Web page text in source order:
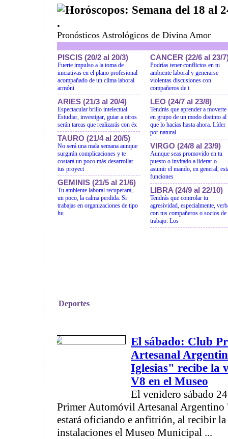
Horóscopos: Semana del 18 al
.
Pronósticos Astrológicos de Divina Amor
PISCIS (20/2 al 20/3)
Fuerte impulso a la toma de
iniciativas en el plano profesional
acompañado de un clima laboral
armóni
ARIES (21/3 al 20/4)
Espectacular brillo intelectual.
Estudiar, investigar, guiar a otros
serán tareas que realizarás con éx
TAURO (21/4 al 20/5)
No será una mala semana aunque
surgirán complicaciones y te
costará un poco más desarrollar
tus proyect
GEMINIS (21/5 al 21/6)
Tu ambiente laboral recuperará,
un poco, la calma perdida. Si
trabajas en organizaciones de tipo
hu
CANCER (22/6 al 23/
Podrías tener conflictos en tu
ambiente laboral y generarse
violentas discusiones con
compañeros de t
LEO (24/7 al 23/8)
Tendrás que aprender a moverte
en grupo de un modo distinto al
que lo hacías hasta ahora. Líder
por natural
VIRGO (24/8 al 23/9)
Aunque seas promovido en tu
puesto o invitado a liderar o
asumir el mando, en general,
funciones
LIBRA (24/9 al 22/10)
Tendrás que controlar tu
agresividad, especialmente,
con tus compañeros o socios de
trabajo. Los
Deportes
El sábado: Club
Artesanal
Iglesias" recibe la
V8 en el Museo
El venidero sábado
Primer Automóvil Artesanal
estará oficiando e anfitrión, al recibir
instalaciones el Museo Municipal ...